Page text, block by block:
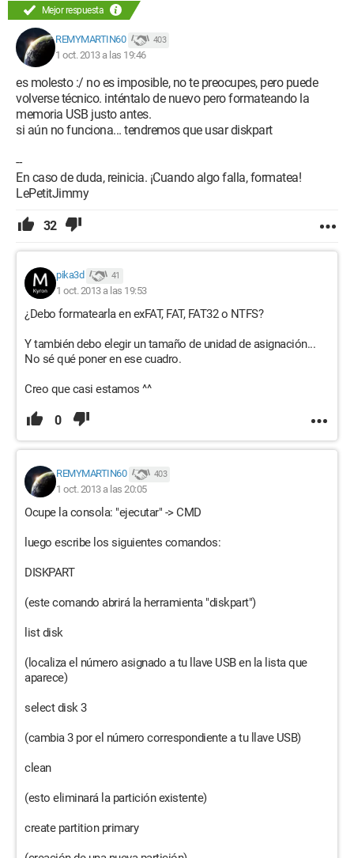
Mejor respuesta
REMYMARTIN60 403
1 oct. 2013 a las 19:46
es molesto :/ no es imposible, no te preocupes, pero puede
volverse técnico. inténtalo de nuevo pero formateando la
memoria USB justo antes.
si aún no funciona... tendremos que usar diskpart
--
En caso de duda, reinicia. ¡Cuando algo falla, formatea!
LePetitJimmy
32
pika3d 41
1 oct. 2013 a las 19:53
¿Debo formatearla en exFAT, FAT, FAT32 o NTFS?
Y también debo elegir un tamaño de unidad de asignación...
No sé qué poner en ese cuadro.
Creo que casi estamos ^^
0
REMYMARTIN60 403
1 oct. 2013 a las 20:05
Ocupe la consola: "ejecutar" -> CMD
luego escribe los siguientes comandos:
DISKPART
(este comando abrirá la herramienta "diskpart")
list disk
(localiza el número asignado a tu llave USB en la lista que
aparece)
select disk 3
(cambia 3 por el número correspondiente a tu llave USB)
clean
(esto eliminará la partición existente)
create partition primary